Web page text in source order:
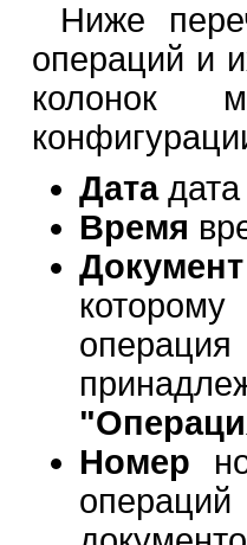
Ниже
операций и
колонок
Датадата
Время
Документ
Номер